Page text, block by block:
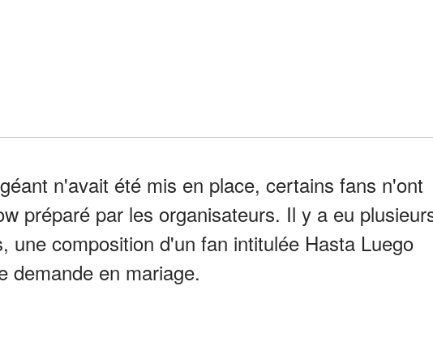
n'avait été mis en place, certains fans n'ont
préparé par les organisateurs. Il y a eu
une composition d'un fan intitulée Hasta Luego
demande en mariage.